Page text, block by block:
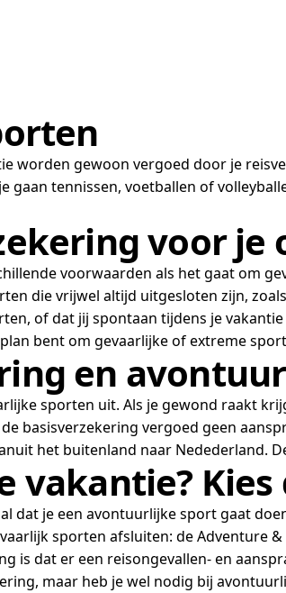
worden gewoon vergoed door je
gaan tennissen, voetballen of
voor je
voorwaarden als het gaat om
die vrijwel altijd uitgesloten zijn,
of dat jij spontaan tijdens je
bent om gevaarlijke of extreme
en
sporten uit. Als je gewond raakt
basisverzekering vergoed geen
het buitenland naar Nedederland.
dat je een avontuurlijke sport gaat
sporten afsluiten: de Adventure
is dat er een reisongevallen- en
maar heb je wel nodig bij